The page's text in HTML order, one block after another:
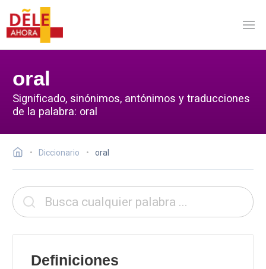
oral
Significado, sinónimos, antónimos y traducciones
de la palabra: oral
Diccionario oral
Definiciones